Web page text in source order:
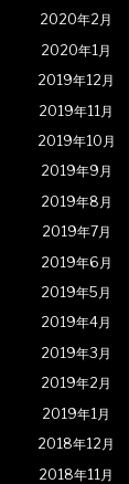
2020年2月
2020年1月
2019年12月
2019年11月
2019年10月
2019年9月
2019年8月
2019年7月
2019年6月
2019年5月
2019年4月
2019年3月
2019年2月
2019年1月
2018年12月
2018年11月